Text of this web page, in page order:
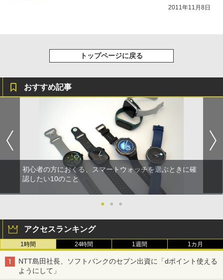
2011年11月8日
トップページに戻る
おすすめ記事
初心者の方におくる、スマートウォッチを選ぶときに確
認したい10のこと
● ● ●
アクセスランキング
1時間 24時間 1週間 1カ月
NTT島田社長、ソフトバンクのセブン出資に「dポイント使える
ようにして」